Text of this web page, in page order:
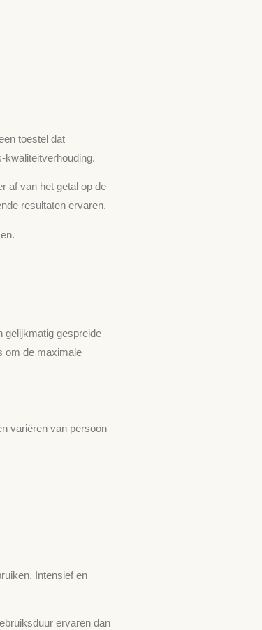
toestel dat
kwaliteitverhouding.
af van het getal op de
resultaten ervaren.
gelijkmatig gespreide
om de maximale
variëren van persoon
Intensief en
ervaren dan